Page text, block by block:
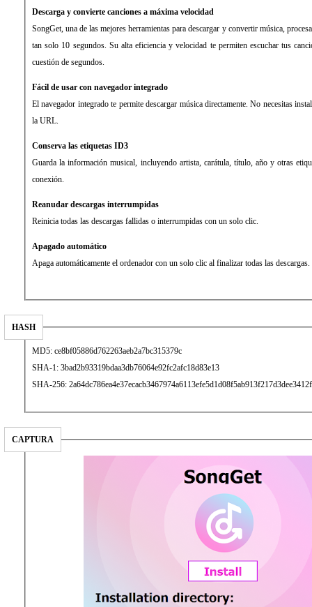
Descarga y convierte canciones a máxima velocidad
SongGet, una de las mejores herramientas para descargar y convertir música,
tan solo 10 segundos. Su alta eficiencia y velocidad te permiten escuchar tus
cuestión de segundos.
Fácil de usar con navegador integrado
El navegador integrado te permite descargar música directamente. No necesitas
la URL.
Conserva las etiquetas ID3
Guarda la información musical, incluyendo artista, carátula, título, año y otras
conexión.
Reanudar descargas interrumpidas
Reinicia todas las descargas fallidas o interrumpidas con un solo clic.
Apagado automático
Apaga automáticamente el ordenador con un solo clic al finalizar todas las descargas.
HASH
MD5: ce8bf05886d762263aeb2a7bc315379c
SHA-1: 3bad2b93319bdaa3db76064e92fc2afc18d83e13
SHA-256:
CAPTURA